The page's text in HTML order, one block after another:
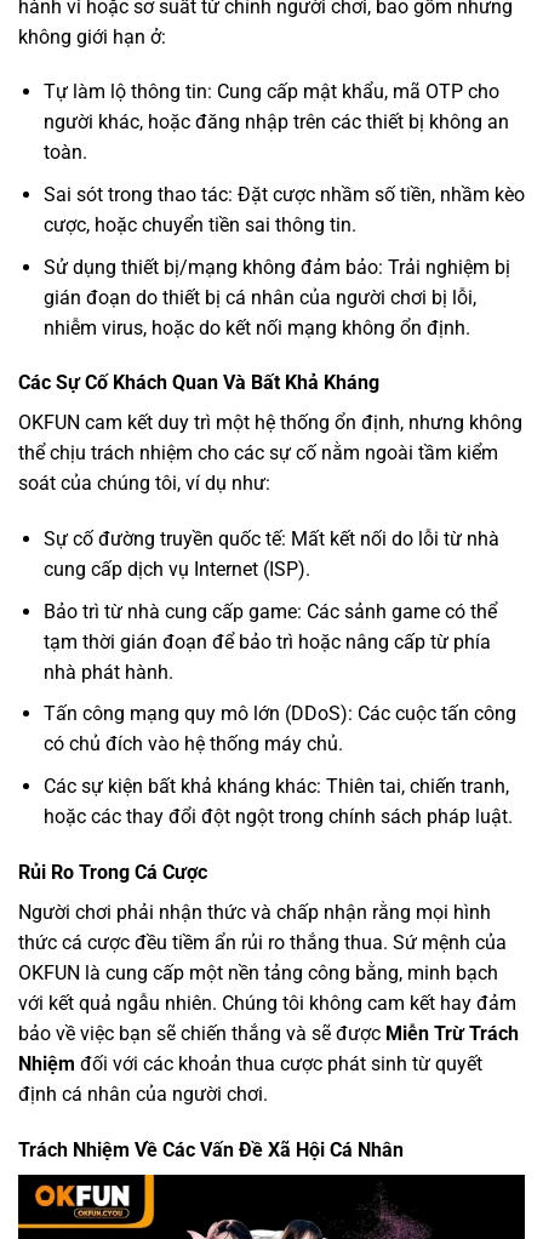
hành vi hoặc sơ suất từ chính người chơi, bao gồm nhưng
không giới hạn ở:
Tự làm lộ thông tin: Cung cấp mật khẩu, mã OTP cho
người khác, hoặc đăng nhập trên các thiết bị không an
toàn.
Sai sót trong thao tác: Đặt cược nhầm số tiền, nhầm kèo
cược, hoặc chuyển tiền sai thông tin.
Sử dụng thiết bị/mạng không đảm bảo: Trải nghiệm bị
gián đoạn do thiết bị cá nhân của người chơi bị lỗi,
nhiễm virus, hoặc do kết nối mạng không ổn định.
Các Sự Cố Khách Quan Và Bất Khả Kháng
OKFUN cam kết duy trì một hệ thống ổn định, nhưng không
thể chịu trách nhiệm cho các sự cố nằm ngoài tầm kiểm
soát của chúng tôi, ví dụ như:
Sự cố đường truyền quốc tế: Mất kết nối do lỗi từ nhà
cung cấp dịch vụ Internet (ISP).
Bảo trì từ nhà cung cấp game: Các sảnh game có thể
tạm thời gián đoạn để bảo trì hoặc nâng cấp từ phía
nhà phát hành.
Tấn công mạng quy mô lớn (DDoS): Các cuộc tấn công
có chủ đích vào hệ thống máy chủ.
Các sự kiện bất khả kháng khác: Thiên tai, chiến tranh,
hoặc các thay đổi đột ngột trong chính sách pháp luật.
Rủi Ro Trong Cá Cược
Người chơi phải nhận thức và chấp nhận rằng mọi hình
thức cá cược đều tiềm ẩn rủi ro thắng thua. Sứ mệnh của
OKFUN là cung cấp một nền tảng công bằng, minh bạch
với kết quả ngẫu nhiên. Chúng tôi không cam kết hay đảm
bảo về việc bạn sẽ chiến thắng và sẽ được Miễn Trừ Trách
Nhiệm đối với các khoản thua cược phát sinh từ quyết
định cá nhân của người chơi.
Trách Nhiệm Về Các Vấn Đề Xã Hội Cá Nhân